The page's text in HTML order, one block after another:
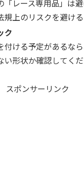
「レース専用品」は
上のリスクを避ける
ク
付ける予定があるな
い形状か確認してくだ
スポンサーリンク